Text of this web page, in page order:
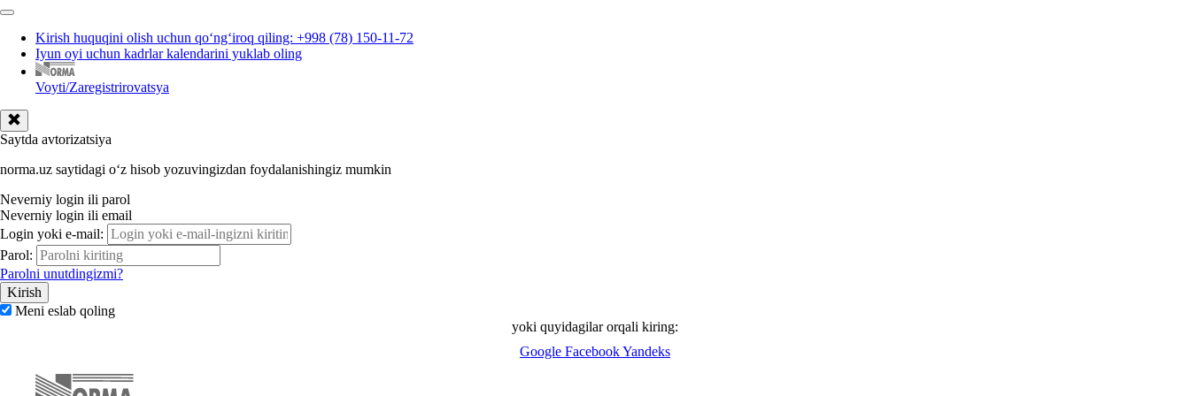
Kirish huquqini olish uchun qoʻngʻiroq qiling: +998 (78) 150-11-72
Iyun oyi uchun kadrlar kalendarini yuklab oling
Voyti/Zaregistrirovatsya
Saytda avtorizatsiya
norma.uz saytidagi oʻz hisob yozuvingizdan foydalanishingiz mumkin
Neverniy login ili parol
Neverniy login ili email
Login yoki e-mail:
Parol:
Parolni unutdingizmi?
Meni eslab qoling
yoki quyidagilar orqali kiring:
Google FacebookYandeks